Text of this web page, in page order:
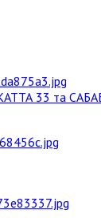
33 та